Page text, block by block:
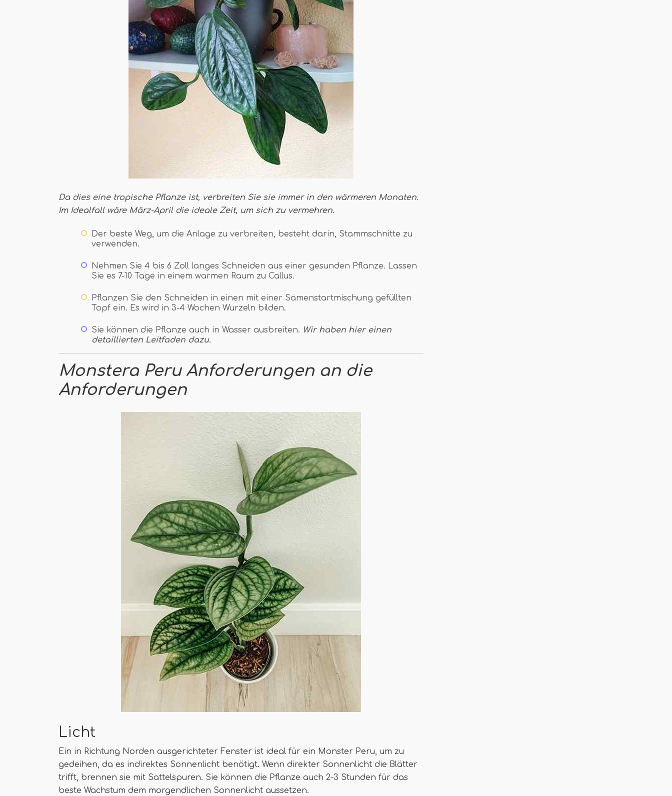
Da dies eine tropische Pflanze ist, verbreiten Sie sie immer in den wärmeren Monaten.
Im Idealfall wäre März-April die ideale Zeit, um sich zu vermehren.
Der beste Weg, um die Anlage zu verbreiten, besteht darin, Stammschnitte zu
verwenden.
Nehmen Sie 4 bis 6 Zoll langes Schneiden aus einer gesunden Pflanze. Lassen
Sie es 7-10 Tage in einem warmen Raum zu Callus.
Pflanzen Sie den Schneiden in einen mit einer Samenstartmischung gefüllten
Topf ein. Es wird in 3-4 Wochen Wurzeln bilden.
Sie können die Pflanze auch in Wasser ausbreiten. Wir haben hier einen
detaillierten Leitfaden dazu.
Monstera Peru Anforderungen an die
Anforderungen
Licht
Ein in Richtung Norden ausgerichteter Fenster ist ideal für ein Monster Peru, um zu
gedeihen, da es indirektes Sonnenlicht benötigt. Wenn direkter Sonnenlicht die Blätter
trifft, brennen sie mit Sattelspuren. Sie können die Pflanze auch 2-3 Stunden für das
beste Wachstum dem morgendlichen Sonnenlicht aussetzen.